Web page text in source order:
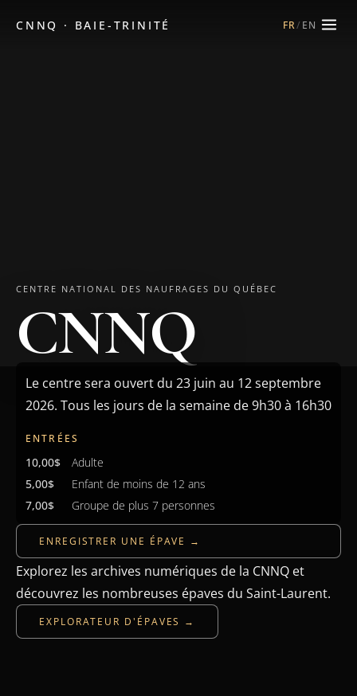
CNNQ · BAIE-TRINITÉ FR/ EN
CENTRE NATIONAL DES NAUFRAGES DU QUÉBEC
CNNQ
Le centre sera ouvert du 23 juin au 12 septembre
2026. Tous les jours de la semaine de 9h30 à 16h30
ENTRÉES
10,00$
Adulte
5,00$
Enfant de moins de 12 ans
7,00$
Groupe de plus 7 personnes
ENREGISTRER UNE ÉPAVE →
Explorez les archives numériques de la CNNQ et
découvrez les nombreuses épaves du Saint-Laurent.
EXPLORATEUR D'ÉPAVES →